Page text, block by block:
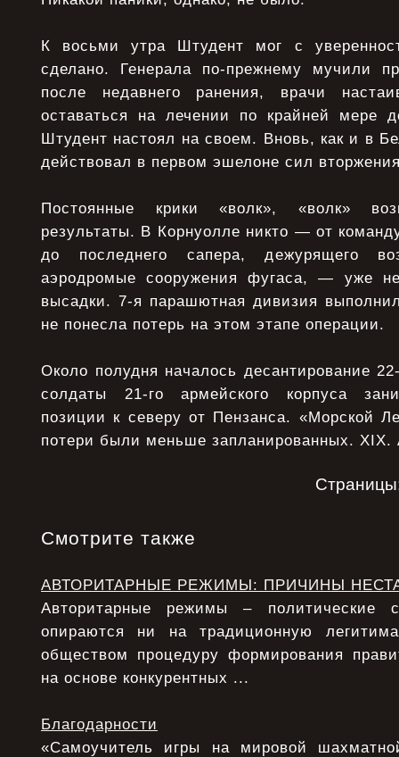
К восьми утра Штудент мог с
сделано. Генерала по-прежнему мучили
после недавнего ранения, врачи
оставаться на лечении по крайней мере
Штудент настоял на своем. Вновь, как и в
действовал в первом эшелоне сил
Постоянные крики «волк», «волк»
результаты. В Корнуолле никто — от
до последнего сапера, дежурящего
аэродромые сооружения фугаса, — уже
высадки. 7-я парашютная дивизия
не понесла потерь на этом этапе операции.
Около полудня началось десантирование
солдаты 21-го армейского корпуса
позиции к северу от Пензанса. «Морской
потери были меньше запланированных. XIX.
Смотрите также
АВТОРИТАРНЫЕ РЕЖИМЫ: ПРИЧИНЫ
Авторитарные режимы – политические
опираются ни на традиционную
обществом процедуру формирования
на основе конкурентных ...
Благодарности
«Самоучитель игры на мировой